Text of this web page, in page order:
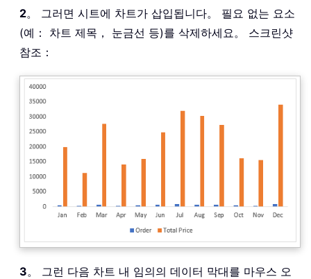
2。 그러면 시트에 차트가 삽입됩니다。 필요 없는 요소
(예： 차트 제목， 눈금선 등)를 삭제하세요。 스크린샷
참조：
3。 그런 다음 차트 내 임의의 데이터 막대를 마우스 오